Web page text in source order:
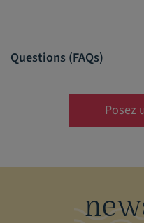
Questions (FAQs)
Posez